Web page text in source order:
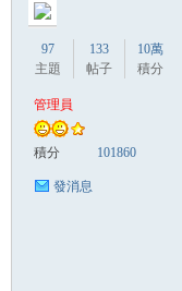
97
主題
133
帖子
10萬
積分
管理員
積分 101860
發消息